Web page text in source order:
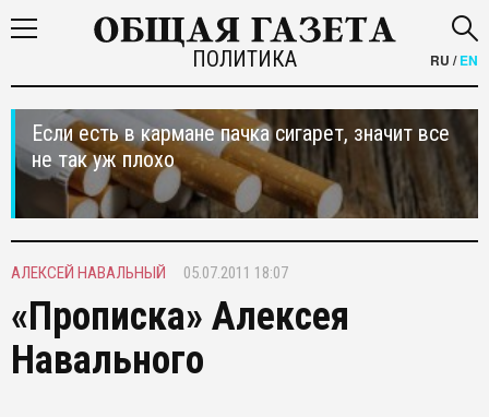
ПОЛИТИКА RU /EN
Если есть в кармане пачка сигарет, значит все
не так уж плохо
АЛЕКСЕЙ НАВАЛЬНЫЙ 05.07.2011 18:07
«Прописка» Алексея
Навального